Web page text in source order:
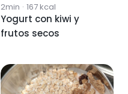
2min · 167kcal
Yogurt con kiwi y
frutos secos